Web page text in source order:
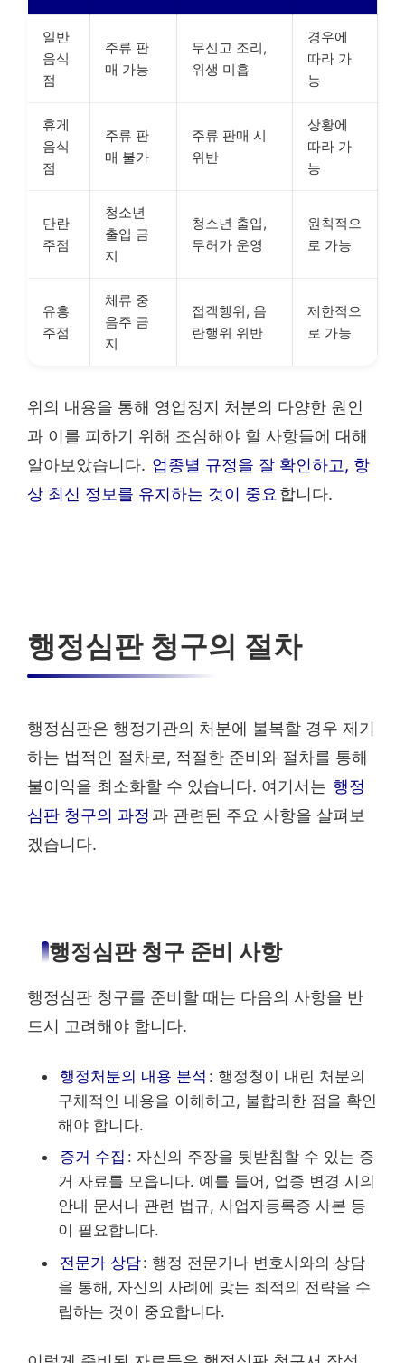
일반
음식
점
주류 판
매 가능
무신고 조리,
위생 미흡
경우에
따라 가
능
휴게
음식
점
주류 판
매 불가
주류 판매 시
위반
상황에
따라 가
능
단란
주점
청소년
출입 금
지
청소년 출입,
무허가 운영
원칙적으
로 가능
유흥
주점
체류 중
음주 금
지
접객행위, 음
란행위 위반
제한적으
로 가능
위의 내용을 통해 영업정지 처분의 다양한 원인
과 이를 피하기 위해 조심해야 할 사항들에 대해
알아보았습니다. 업종별 규정을 잘 확인하고, 항
상 최신 정보를 유지하는 것이 중요 합니다.
행정심판 청구의 절차
행정심판은 행정기관의 처분에 불복할 경우 제기
하는 법적인 절차로, 적절한 준비와 절차를 통해
불이익을 최소화할 수 있습니다. 여기서는 행정
심판 청구의 과정 과 관련된 주요 사항을 살펴보
겠습니다.
행정심판 청구 준비 사항
행정심판 청구를 준비할 때는 다음의 사항을 반
드시 고려해야 합니다.
행정처분의 내용 분석 : 행정청이 내린 처분의
구체적인 내용을 이해하고, 불합리한 점을 확인
해야 합니다.
증거 수집 : 자신의 주장을 뒷받침할 수 있는 증
거 자료를 모읍니다. 예를 들어, 업종 변경 시의
안내 문서나 관련 법규, 사업자등록증 사본 등
이 필요합니다.
전문가 상담: 행정 전문가나 변호사와의 상담
을 통해, 자신의 사례에 맞는 최적의 전략을 수
립하는 것이 중요합니다.